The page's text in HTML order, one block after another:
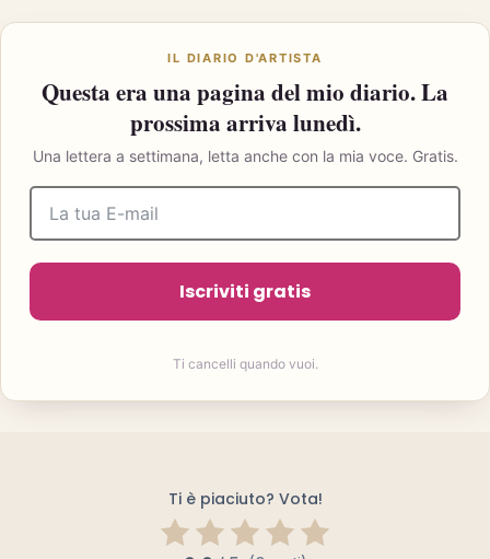
IL DIARIO D'ARTISTA
Questa era una pagina del mio diario. La
prossima arriva lunedì.
Una lettera a settimana, letta anche con la mia voce. Gratis.
Iscriviti gratis
Ti cancelli quando vuoi.
Ti è piaciuto? Vota!